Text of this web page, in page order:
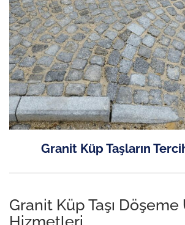
Granit Küp Taşların
Granit Küp Taşı Döşeme
Hizmetleri